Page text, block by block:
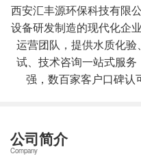
西安汇丰源环保科技有限
设备研发制造的现代化企
运营团队，提供水质化
试、技术咨询一站式服
强，数百家客户口碑认
公司简介
Company